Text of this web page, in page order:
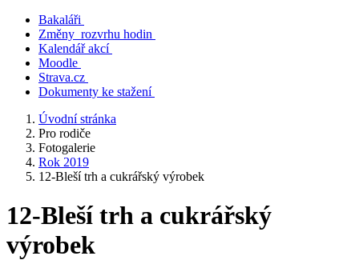
Bakaláři
Změny rozvrhu hodin
Kalendář akcí
Moodle
Strava.cz
Dokumenty ke stažení
Úvodní stránka
Pro rodiče
Fotogalerie
Rok 2019
12-Bleší trh a cukrářský výrobek
12-Bleší trh a cukrářský
výrobek